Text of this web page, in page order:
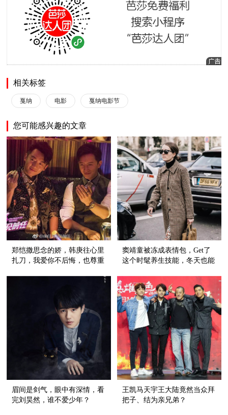
相关标签
戛纳 电影 戛纳电影节
您可能感兴趣的文章
郑恺撒思念的娇，韩庚往心里
扎刀，我爱你不后悔，也尊重
窦靖童被冻成表情包，Get了
这个时髦养生技能，冬天也能
眉间是剑气，眼中有深情，看
完刘昊然，谁不爱少年？
王凯马天宇王大陆竟然当众拜
把子、结为亲兄弟？